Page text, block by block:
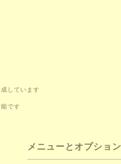
しています
です
メニューとオプション